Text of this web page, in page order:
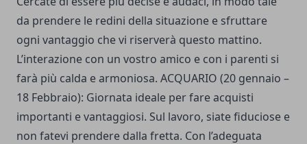
da prendere le redini della situazione e sfruttare
ogni vantaggio che vi riserverà questo mattino.
L’interazione con un vostro amico e con i parenti si
farà più calda e armoniosa. ACQUARIO (20 gennaio –
18 Febbraio): Giornata ideale per fare acquisti
importanti e vantaggiosi. Sul lavoro, siate fiduciose e
non fatevi prendere dalla fretta. Con l’adeguata